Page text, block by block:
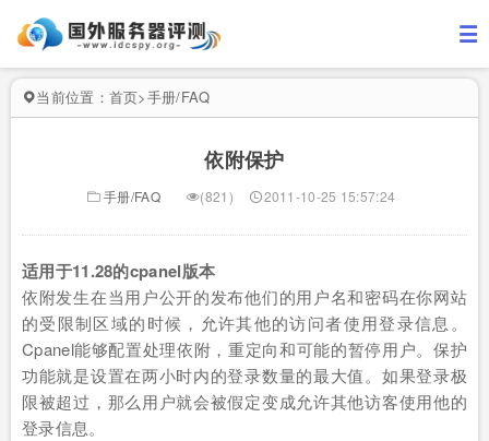
当前位置： 首页>手册/FAQ
依附保护
手册/FAQ (821) 2011-10-25 15:57:24
适用于11.28的cpanel版本
依附发生在当用户公开的发布他们的用户名和密码在你网站
的受限制区域的时候，允许其他的访问者使用登录信息。
Cpanel能够配置处理依附，重定向和可能的暂停用户。保护
功能就是设置在两小时内的登录数量的最大值。如果登录极
限被超过，那么用户就会被假定变成允许其他访客使用他的
登录信息。